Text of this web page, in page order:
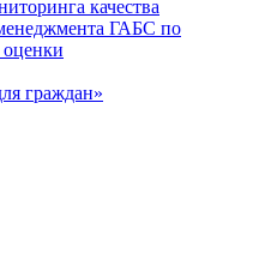
качества
ГАБС по
граждан»